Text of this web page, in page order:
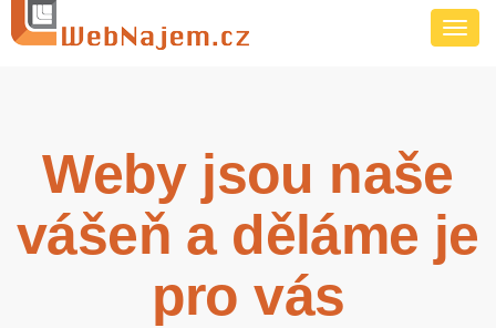
Weby jsou naše
vášeň a děláme je
pro vás